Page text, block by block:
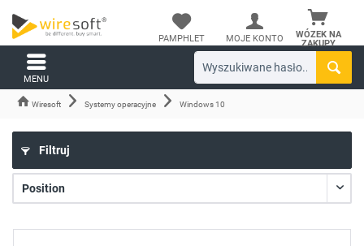
WÓZEK NA
ZAKUPY
PAMPHLET MOJE KONTO
MENU
Wiresoft Systemy operacyjne Windows 10
Filtruj